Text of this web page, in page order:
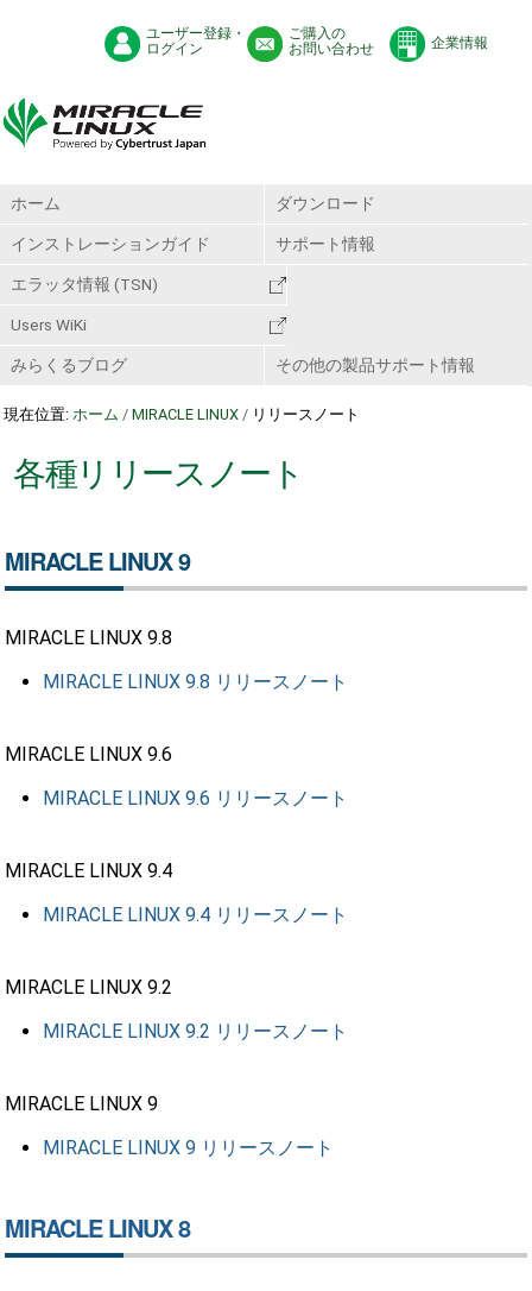
ユーザー登録・
ログイン
ご購入の
お問い合わせ
企業情報
ホーム ダウンロード
インストレーションガイド サポート情報
エラッタ情報 (TSN)
Users WiKi
みらくるブログ その他の製品サポート情報
現在位置: ホーム /MIRACLE LINUX / リリースノート
各種リリースノート
MIRACLE LINUX 9
MIRACLE LINUX 9.8
MIRACLE LINUX 9.8 リリースノート
MIRACLE LINUX 9.6
MIRACLE LINUX 9.6 リリースノート
MIRACLE LINUX 9.4
MIRACLE LINUX 9.4 リリースノート
MIRACLE LINUX 9.2
MIRACLE LINUX 9.2 リリースノート
MIRACLE LINUX 9
MIRACLE LINUX 9 リリースノート
MIRACLE LINUX 8